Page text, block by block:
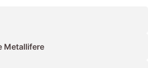
Metallifere